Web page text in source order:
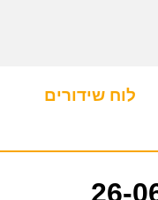
לוח שידורים